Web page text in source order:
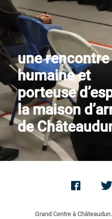
Ressources
Nous soutenir
Nous contacter
une rencontre
humaine et
porteuse
la maison
de
Grand Centre à